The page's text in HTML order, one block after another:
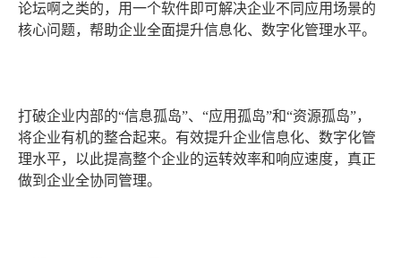
论坛啊之类的，用一个软件即可解决企业不同应用场景的
核心问题，帮助企业全面提升信息化、数字化管理水平。
打破企业内部的“信息孤岛”、“应用孤岛”和“资源孤岛”，
将企业有机的整合起来。有效提升企业信息化、数字化管
理水平，以此提高整个企业的运转效率和响应速度，真正
做到企业全协同管理。